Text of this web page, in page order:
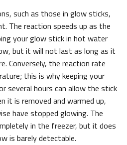
such as those in glow sticks,
The reaction speeds up as the
your glow stick in hot water
but it will not last as long as it
Conversely, the reaction rate
this is why keeping your
several hours can allow the stick
it is removed and warmed up,
have stopped glowing. The
in the freezer, but it does
is barely detectable.